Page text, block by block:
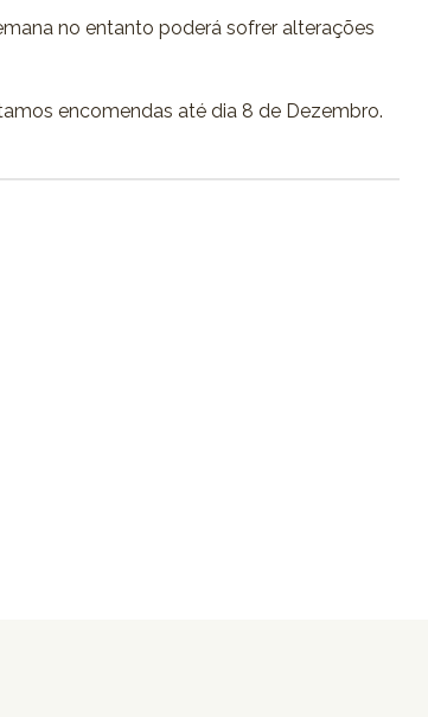
no entanto poderá sofrer alterações
encomendas até dia 8 de Dezembro.